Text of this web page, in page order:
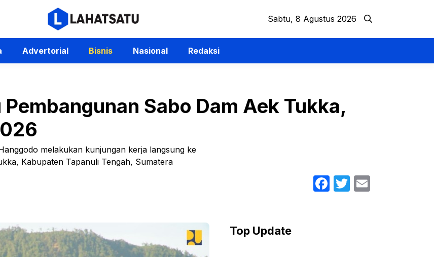
Sabtu, 8 Agustus 2026
Advertorial Bisnis Nasional Redaksi
Sabo Dam Aek Tukka,
melakukan kunjungan kerja langsung ke
Kabupaten Tapanuli Tengah, Sumatera
Facebook
Twitter
Top Update